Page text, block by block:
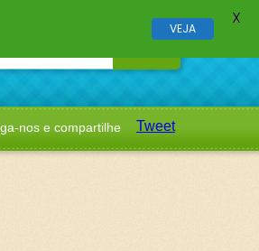
nos e compartilhe Tweet
VEJA
X